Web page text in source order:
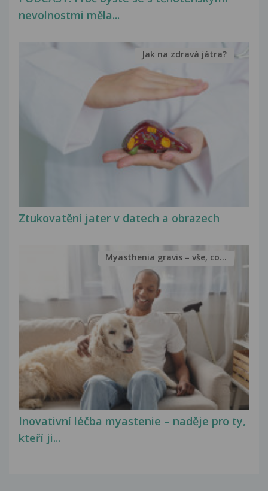
nevolnostmi měla...
Ztukovatění jater v datech a obrazech
Jak na zdravá játra?
Inovativní léčba myastenie – naděje pro ty,
kteří ji...
Myasthenia gravis – vše, co...